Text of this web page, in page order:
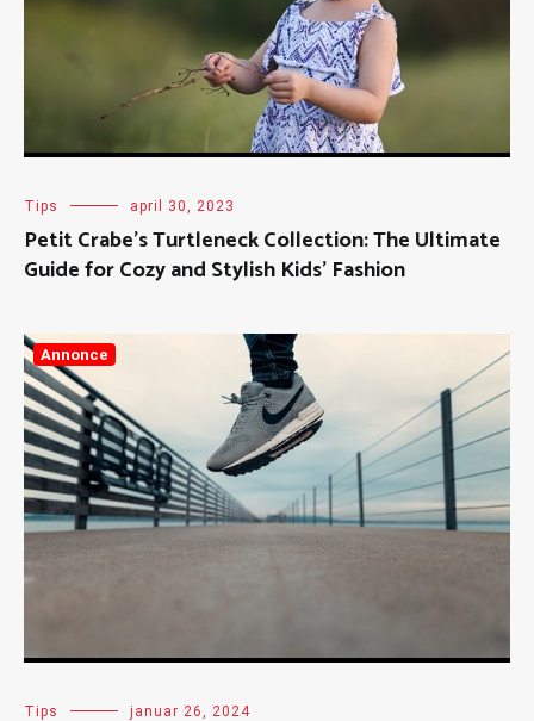
Tips april 30, 2023
Petit Crabe’s Turtleneck Collection: The Ultimate
Guide for Cozy and Stylish Kids’ Fashion
Annonce
Tips januar 26, 2024